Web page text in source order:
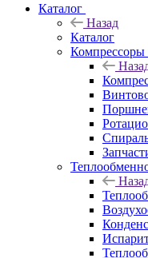
Каталог
Назад
Каталог
Компрессоры